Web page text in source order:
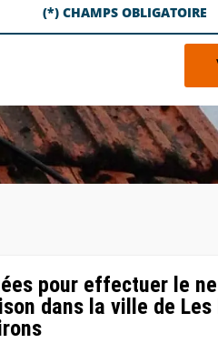
(*) CHAMPS OBLIGATOIRE
pour effectuer le
dans la ville de Les